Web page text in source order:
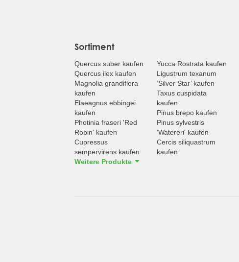
Sortiment
Quercus suber kaufen
Quercus ilex kaufen
Magnolia grandiflora
kaufen
Elaeagnus ebbingei
kaufen
Photinia fraseri 'Red
Robin' kaufen
Cupressus
sempervirens kaufen
Weitere Produkte
Yucca Rostrata kaufen
Ligustrum texanum
‘Silver Star’ kaufen
Taxus cuspidata
kaufen
Pinus brepo kaufen
Pinus sylvestris
'Watereri' kaufen
Cercis siliquastrum
kaufen